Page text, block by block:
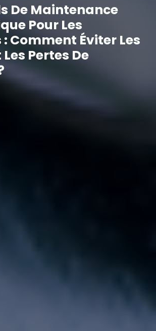
De Maintenance
Pour Les
Comment Éviter Les
Pertes De